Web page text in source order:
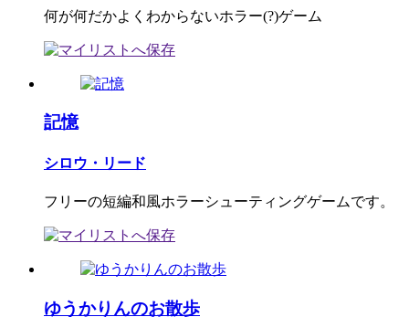
何が何だかよくわからないホラー(?)ゲーム
記憶
シロウ・リード
フリーの短編和風ホラーシューティングゲームです。
ゆうかりんのお散歩